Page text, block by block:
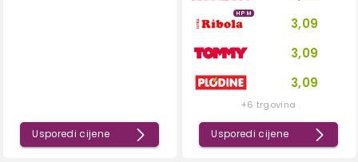
Usporedi cijene
HPM
3,09
3,09
3,09
+6 trgovina
Usporedi cijene